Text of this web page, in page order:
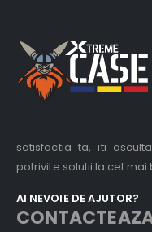
satisfactia ta, iti
potrivite solutii la cel mai
AI NEVOIE DE AJUTOR?